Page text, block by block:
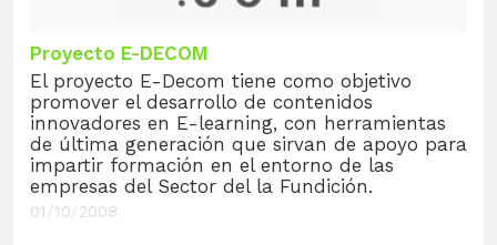
Proyecto E-DECOM
El proyecto E-Decom tiene como objetivo
promover el desarrollo de contenidos
innovadores en E-learning, con herramientas
de última generación que sirvan de apoyo para
impartir formación en el entorno de las
empresas del Sector del la Fundición.
01/10/2008